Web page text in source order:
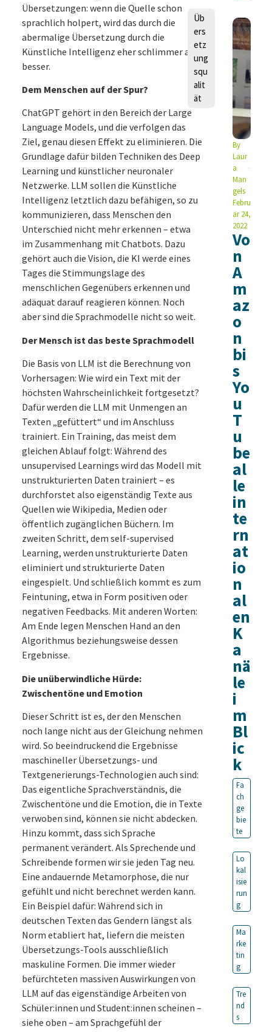
Übersetzungen: wenn die Quelle schon
sprachlich holpert, wird das durch die
abermalige Übersetzung durch die
Künstliche Intelligenz eher schlimmer als
besser.
Dem Menschen auf der Spur?
ChatGPT gehört in den Bereich der Large
Language Models, und die verfolgen das
Ziel, genau diesen Effekt zu eliminieren. Die
Grundlage dafür bilden Techniken des Deep
Learning und künstlicher neuronaler
Netzwerke. LLM sollen die Künstliche
Intelligenz letztlich dazu befähigen, so zu
kommunizieren, dass Menschen den
Unterschied nicht mehr erkennen – etwa
im Zusammenhang mit Chatbots. Dazu
gehört auch die Vision, die KI werde eines
Tages die Stimmungslage des
menschlichen Gegenübers erkennen und
adäquat darauf reagieren können. Noch
aber sind die Sprachmodelle nicht so weit.
Der Mensch ist das beste Sprachmodell
Die Basis von LLM ist die Berechnung von
Vorhersagen: Wie wird ein Text mit der
höchsten Wahrscheinlichkeit fortgesetzt?
Dafür werden die LLM mit Unmengen an
Texten „gefüttert“ und im Anschluss
trainiert. Ein Training, das meist dem
gleichen Ablauf folgt: Während des
unsupervised Learnings wird das Modell mit
unstrukturierten Daten trainiert – es
durchforstet also eigenständig Texte aus
Quellen wie Wikipedia, Medien oder
öffentlich zugänglichen Büchern. Im
zweiten Schritt, dem self-supervised
Learning, werden unstrukturierte Daten
eliminiert und strukturierte Daten
eingespielt. Und schließlich kommt es zum
Feintuning, etwa in Form positiven oder
negativen Feedbacks. Mit anderen Worten:
Am Ende legen Menschen Hand an den
Algorithmus beziehungsweise dessen
Ergebnisse.
Die unüberwindliche Hürde:
Zwischentöne und Emotion
Dieser Schritt ist es, der den Menschen
noch lange nicht aus der Gleichung nehmen
wird. So beeindruckend die Ergebnisse
maschineller Übersetzungs- und
Textgenerierungs-Technologien auch sind:
Das eigentliche Sprachverständnis, die
Zwischentöne und die Emotion, die in Texte
verwoben sind, können sie nicht abdecken.
Hinzu kommt, dass sich Sprache
permanent verändert. Als Sprechende und
Schreibende formen wir sie jeden Tag neu.
Eine andauernde Metamorphose, die nur
gefühlt und nicht berechnet werden kann.
Ein Beispiel dafür: Während sich in
deutschen Texten das Gendern längst als
Norm etabliert hat, liefern die meisten
Übersetzungs-Tools ausschließlich
maskuline Formen. Die immer wieder
befürchteten massiven Auswirkungen von
LLM auf das eigenständige Arbeiten von
Schüler:innen und Student:innen scheinen –
siehe oben – am Sprachgefühl der
Üb
ers
etz
ung
squ
alit
ät
By
Laur
a
Man
gels
Febru
ar 24,
2022
Vo
n
A
m
az
o
n
bi
s
Yo
u
T
u
be
al
le
in
te
rn
at
io
n
al
en
K
a
nä
le
i
m
Bl
ic
k
Fa
ch
ge
bie
te
Lo
kal
isie
run
g
Ma
rke
tin
g
Tre
nd
s